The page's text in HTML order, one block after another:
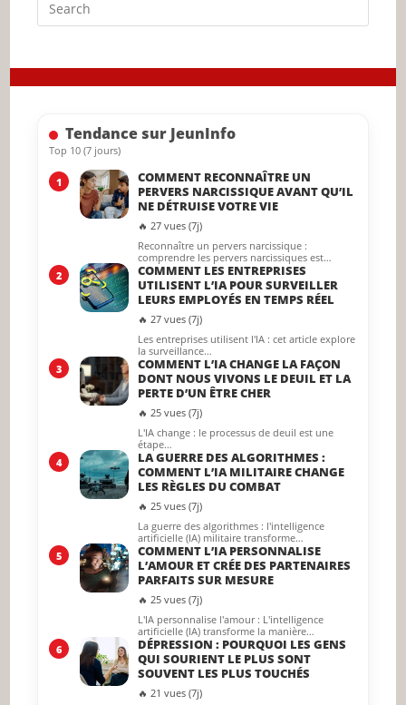
close
the
Tendance sur JeunInfo
Top 10 (7 jours)
1
COMMENT RECONNAÎTRE UN
PERVERS NARCISSIQUE AVANT QU’IL
NE DÉTRUISE VOTRE VIE
🔥 27 vues (7j)
Reconnaître un pervers narcissique :
comprendre les pervers narcissiques est…
2
COMMENT LES ENTREPRISES
UTILISENT L’IA POUR SURVEILLER
LEURS EMPLOYÉS EN TEMPS RÉEL
🔥 27 vues (7j)
Les entreprises utilisent l'IA : cet article explore
la surveillance…
3
COMMENT L’IA CHANGE LA FAÇON
DONT NOUS VIVONS LE DEUIL ET LA
PERTE D’UN ÊTRE CHER
🔥 25 vues (7j)
L'IA change : le processus de deuil est une
étape…
4
LA GUERRE DES ALGORITHMES :
COMMENT L’IA MILITAIRE CHANGE
LES RÈGLES DU COMBAT
🔥 25 vues (7j)
La guerre des algorithmes : l'intelligence
artificielle (IA) militaire transforme…
5
COMMENT L’IA PERSONNALISE
L’AMOUR ET CRÉE DES PARTENAIRES
PARFAITS SUR MESURE
🔥 25 vues (7j)
L'IA personnalise l'amour : L'intelligence
artificielle (IA) transforme la manière…
6
DÉPRESSION : POURQUOI LES GENS
QUI SOURIENT LE PLUS SONT
SOUVENT LES PLUS TOUCHÉS
🔥 21 vues (7j)